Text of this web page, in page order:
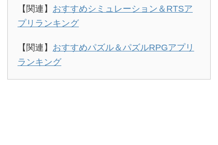
【関連】 おすすめシミュレーション＆RTSア
プリランキング
【関連】 おすすめパズル＆パズルRPGアプリ
ランキング